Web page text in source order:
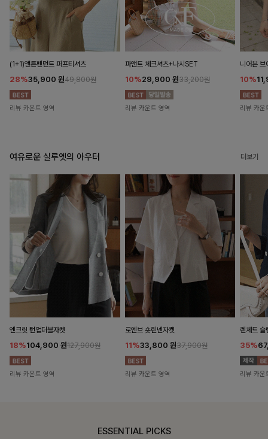
(1+1)앤튼펜던트 퍼프티셔츠
28%35,900 원49,800원
리뷰 카운트 영역
파앤트 체크셔츠+나시SET
10%29,900 원33,200원
리뷰 카운트 영역
니어븐 브
10%
리뷰 카운
여유로운 실루엣의 아우터 더보기
엔크릿 턴업더블자켓
18%104,900 원127,900원
리뷰 카운트 영역
로엔브 숏린넨자켓
11%33,800 원37,900원
리뷰 카운트 영역
렌체드
35%
리뷰 카운
ESSENTIAL PICKS